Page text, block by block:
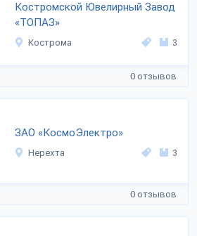
Костромской Ювелирный Завод
«ТОПАЗ»
Кострома 3
0 отзывов
ЗАО «КосмоЭлектро»
Нерехта 3
0 отзывов